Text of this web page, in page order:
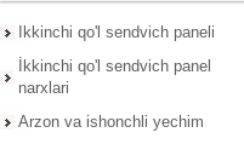
Ikkinchi qo'l sendvich paneli
İkkinchi qo'l sendvich panel
narxlari
Arzon va ishonchli yechim